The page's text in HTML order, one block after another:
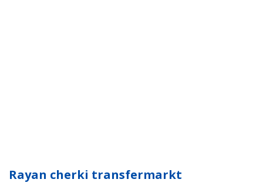
Rayan cherki transfermarkt